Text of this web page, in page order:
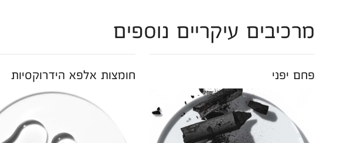
מרכיבים עיקריים נוספים
פחם יפני חומצות אלפא הידרוקסיות